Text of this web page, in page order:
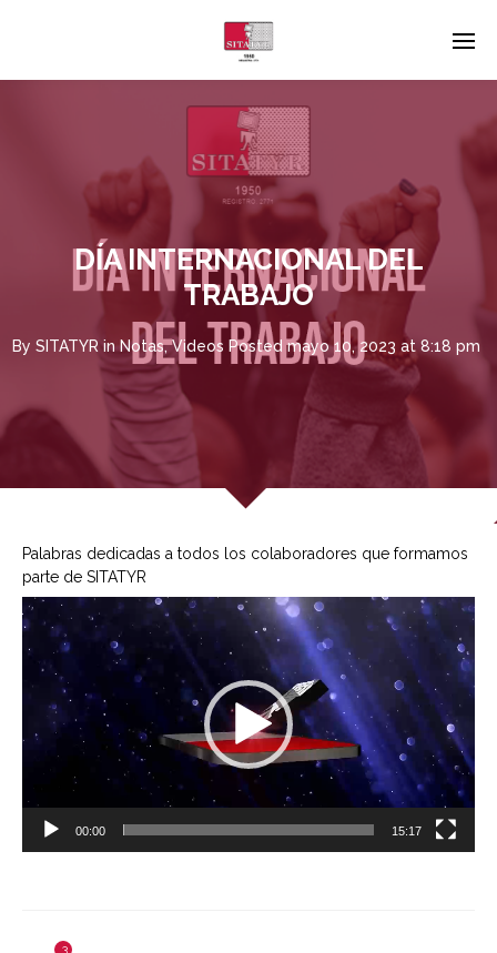
DÍA INTERNACIONAL DEL
TRABAJO
By SITATYR in Notas,Videos Posted mayo 10, 2023 at 8:18 pm
Palabras dedicadas a todos los colaboradores que formamos
parte de SITATYR
Reproductor
de
vídeo
00:00 15:17
3